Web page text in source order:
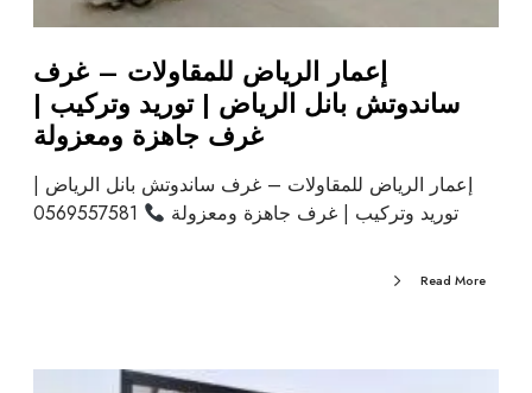
إعمار الرياض للمقاولات – غرف
ساندوتش بانل الرياض | توريد وتركيب |
غرف جاهزة ومعزولة
إعمار الرياض للمقاولات – غرف ساندوتش بانل الرياض |
توريد وتركيب | غرف جاهزة ومعزولة
Read More